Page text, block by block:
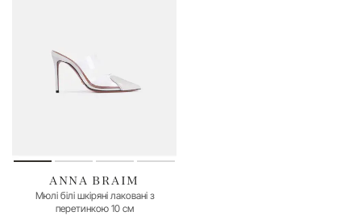
ANNA BRAIM
Мюлі білі шкіряні лаковані з
перетинкою 10 см